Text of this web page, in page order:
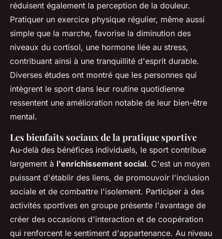
réduisent également la perception de la douleur.
Pratiquer un exercice physique régulier, même aussi
simple que la marche, favorise la diminution des
niveaux du cortisol, une hormone liée au stress,
contribuant ainsi à une tranquillité d'esprit durable.
Diverses études ont montré que les personnes qui
intègrent le sport dans leur routine quotidienne
ressentent une amélioration notable de leur bien-être
mental.
Les bienfaits sociaux de la pratique sportive
Au-delà des bénéfices individuels, le sport contribue
largement à l'enrichissement social. C'est un moyen
puissant d'établir des liens, de promouvoir l'inclusion
sociale et de combattre l'isolement. Participer à des
activités sportives en groupe présente l'avantage de
créer des occasions d'interaction et de coopération
qui renforcent le sentiment d'appartenance. Au niveau